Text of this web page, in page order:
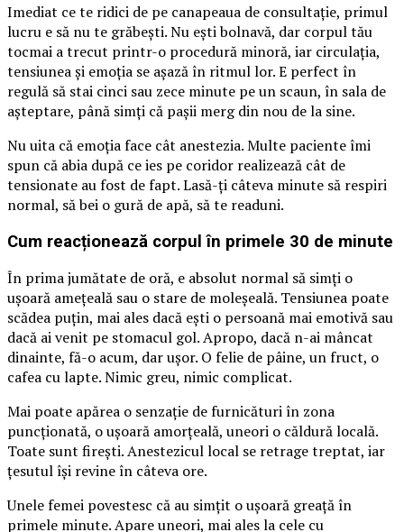
Imediat ce te ridici de pe canapeaua de consultație, primul
lucru e să nu te grăbești. Nu ești bolnavă, dar corpul tău
tocmai a trecut printr-o procedură minoră, iar circulația,
tensiunea și emoția se așază în ritmul lor. E perfect în
regulă să stai cinci sau zece minute pe un scaun, în sala de
așteptare, până simți că pașii merg din nou de la sine.
Nu uita că emoția face cât anestezia. Multe paciente îmi
spun că abia după ce ies pe coridor realizează cât de
tensionate au fost de fapt. Lasă-ți câteva minute să respiri
normal, să bei o gură de apă, să te readuni.
Cum reacționează corpul în primele 30 de minute
În prima jumătate de oră, e absolut normal să simți o
ușoară amețeală sau o stare de moleșeală. Tensiunea poate
scădea puțin, mai ales dacă ești o persoană mai emotivă sau
dacă ai venit pe stomacul gol. Apropo, dacă n-ai mâncat
dinainte, fă-o acum, dar ușor. O felie de pâine, un fruct, o
cafea cu lapte. Nimic greu, nimic complicat.
Mai poate apărea o senzație de furnicături în zona
puncționată, o ușoară amorțeală, uneori o căldură locală.
Toate sunt firești. Anestezicul local se retrage treptat, iar
țesutul își revine în câteva ore.
Unele femei povestesc că au simțit o ușoară greață în
primele minute. Apare uneori, mai ales la cele cu